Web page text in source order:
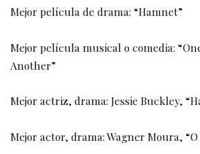
Mejor película de drama: “Hamnet”
Mejor película musical o comedia:
Another”
Mejor actriz, drama: Jessie Buckley,
Mejor actor, drama: Wagner Moura,